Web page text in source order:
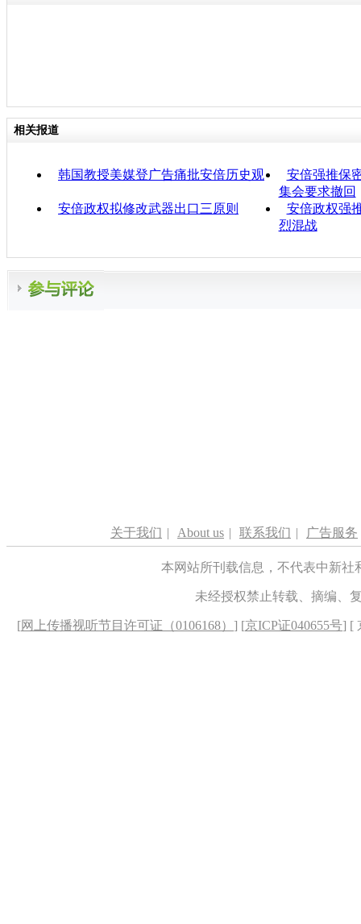
相关报道
韩国教授美媒登广告痛批安倍历史观
安倍强推保
集会要求撤回
安倍政权拟修改武器出口三原则
安倍政权强
烈混战
关于我们 | About us | 联系我们 | 广告服务
本网站所刊载信息，不代表中新
未经授权禁止转载、摘编、
[网上传播视听节目许可证（0106168） ] [京ICP证040655号] [